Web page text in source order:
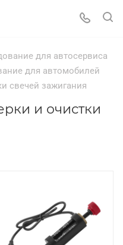
для автосервиса
для автомобилей
свечей зажигания
и очистки